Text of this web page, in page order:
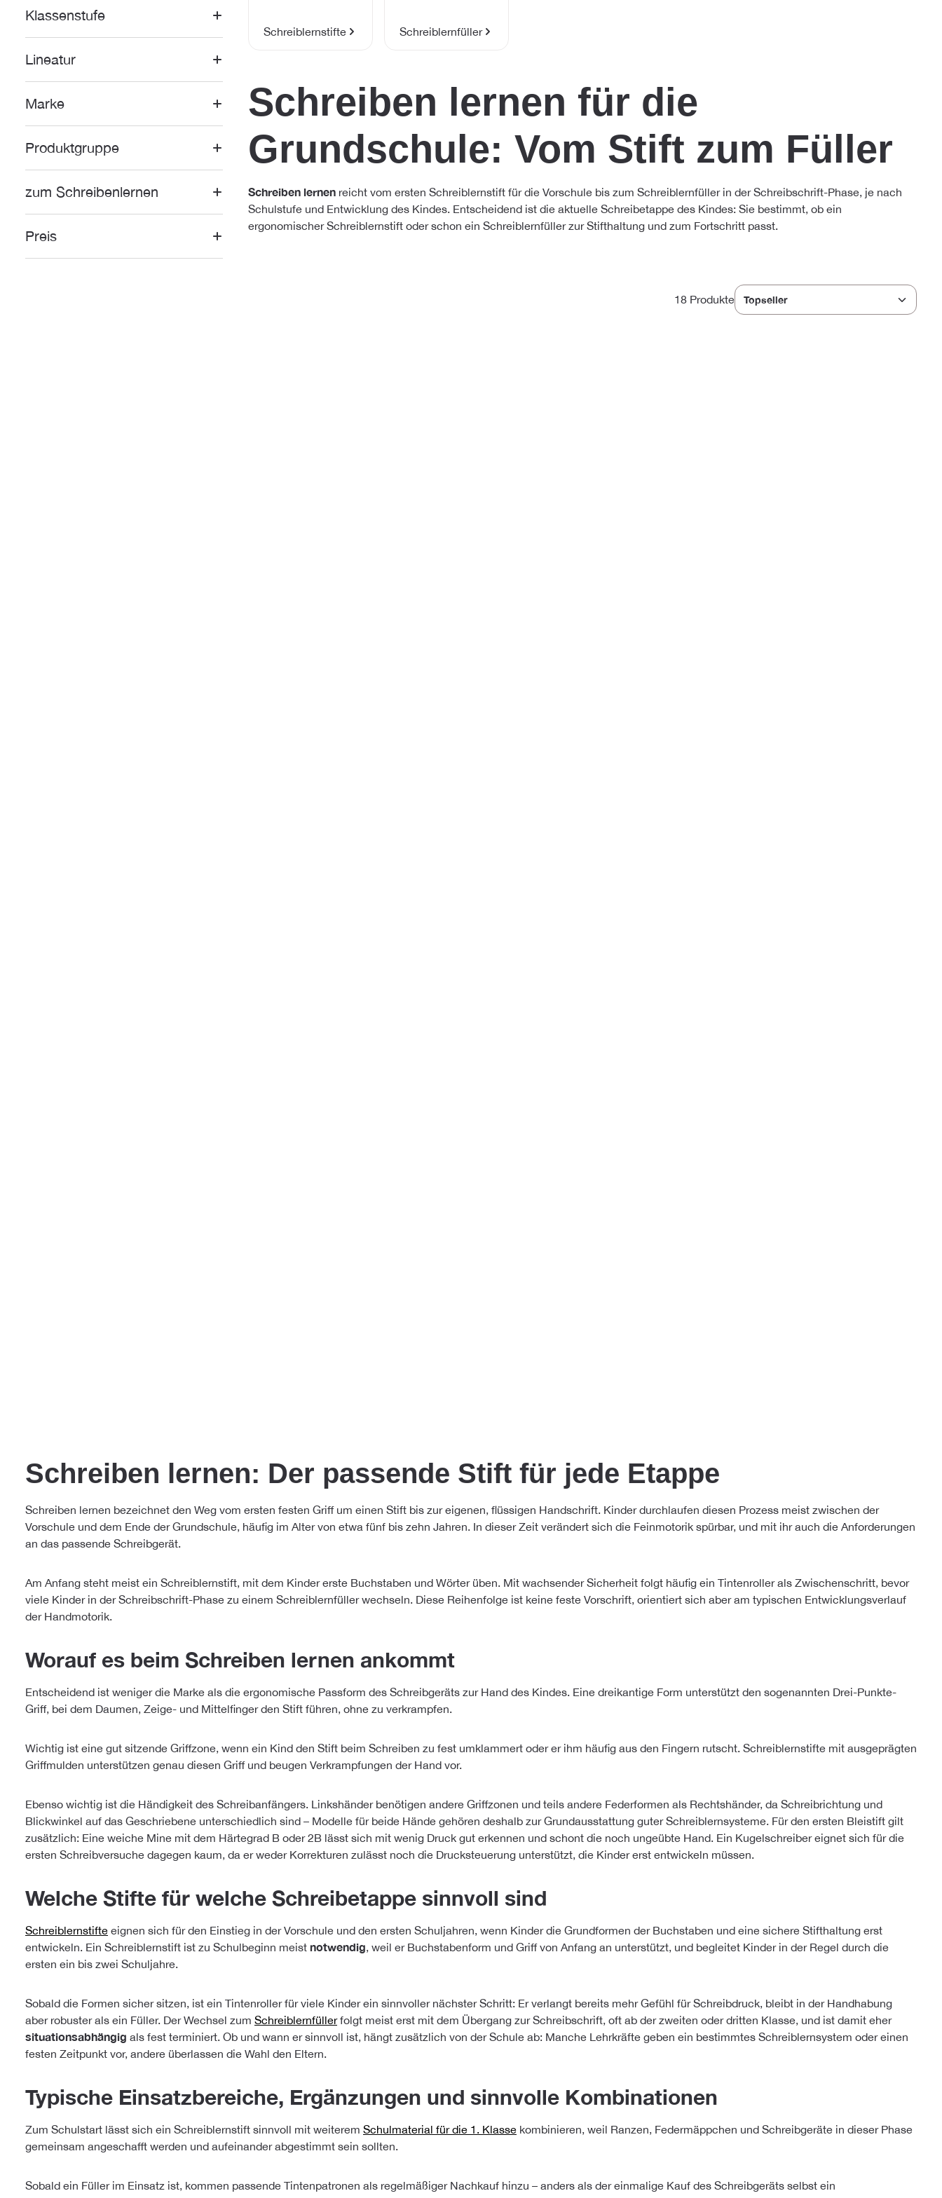
Klassenstufe
Lineatur
Marke
Produktgruppe
zum Schreibenlernen
Preis
Schreiblernstifte Schreiblernfüller
Schreiben lernen für die
Grundschule: Vom Stift zum Füller
Schreiben lernen reicht vom ersten Schreiblernstift für die Vorschule bis zum Schreiblernfüller in der Schreibschrift-Phase, je nach
Schulstufe und Entwicklung des Kindes. Entscheidend ist die aktuelle Schreibetappe des Kindes: Sie bestimmt, ob ein
ergonomischer Schreiblernstift oder schon ein Schreiblernfüller zur Stifthaltung und zum Fortschritt passt.
18 Produkte
Schreiben lernen: Der passende Stift für jede Etappe
Schreiben lernen bezeichnet den Weg vom ersten festen Griff um einen Stift bis zur eigenen, flüssigen Handschrift. Kinder durchlaufen diesen Prozess meist zwischen der
Vorschule und dem Ende der Grundschule, häufig im Alter von etwa fünf bis zehn Jahren. In dieser Zeit verändert sich die Feinmotorik spürbar, und mit ihr auch die Anforderungen
an das passende Schreibgerät.
Am Anfang steht meist ein Schreiblernstift, mit dem Kinder erste Buchstaben und Wörter üben. Mit wachsender Sicherheit folgt häufig ein Tintenroller als Zwischenschritt, bevor
viele Kinder in der Schreibschrift-Phase zu einem Schreiblernfüller wechseln. Diese Reihenfolge ist keine feste Vorschrift, orientiert sich aber am typischen Entwicklungsverlauf
der Handmotorik.
Worauf es beim Schreiben lernen ankommt
Entscheidend ist weniger die Marke als die ergonomische Passform des Schreibgeräts zur Hand des Kindes. Eine dreikantige Form unterstützt den sogenannten Drei-Punkte-
Griff, bei dem Daumen, Zeige- und Mittelfinger den Stift führen, ohne zu verkrampfen.
Wichtig ist eine gut sitzende Griffzone, wenn ein Kind den Stift beim Schreiben zu fest umklammert oder er ihm häufig aus den Fingern rutscht. Schreiblernstifte mit ausgeprägten
Griffmulden unterstützen genau diesen Griff und beugen Verkrampfungen der Hand vor.
Ebenso wichtig ist die Händigkeit des Schreibanfängers. Linkshänder benötigen andere Griffzonen und teils andere Federformen als Rechtshänder, da Schreibrichtung und
Blickwinkel auf das Geschriebene unterschiedlich sind – Modelle für beide Hände gehören deshalb zur Grundausstattung guter Schreiblernsysteme. Für den ersten Bleistift gilt
zusätzlich: Eine weiche Mine mit dem Härtegrad B oder 2B lässt sich mit wenig Druck gut erkennen und schont die noch ungeübte Hand. Ein Kugelschreiber eignet sich für die
ersten Schreibversuche dagegen kaum, da er weder Korrekturen zulässt noch die Drucksteuerung unterstützt, die Kinder erst entwickeln müssen.
Welche Stifte für welche Schreibetappe sinnvoll sind
Schreiblernstifte eignen sich für den Einstieg in der Vorschule und den ersten Schuljahren, wenn Kinder die Grundformen der Buchstaben und eine sichere Stifthaltung erst
entwickeln. Ein Schreiblernstift ist zu Schulbeginn meist notwendig, weil er Buchstabenform und Griff von Anfang an unterstützt, und begleitet Kinder in der Regel durch die
ersten ein bis zwei Schuljahre.
Sobald die Formen sicher sitzen, ist ein Tintenroller für viele Kinder ein sinnvoller nächster Schritt: Er verlangt bereits mehr Gefühl für Schreibdruck, bleibt in der Handhabung
aber robuster als ein Füller. Der Wechsel zum Schreiblernfüllerfolgt meist erst mit dem Übergang zur Schreibschrift, oft ab der zweiten oder dritten Klasse, und ist damit eher
situationsabhängig als fest terminiert. Ob und wann er sinnvoll ist, hängt zusätzlich von der Schule ab: Manche Lehrkräfte geben ein bestimmtes Schreiblernsystem oder einen
festen Zeitpunkt vor, andere überlassen die Wahl den Eltern.
Typische Einsatzbereiche, Ergänzungen und sinnvolle Kombinationen
Zum Schulstart lässt sich ein Schreiblernstift sinnvoll mit weiterem Schulmaterial für die 1. Klasse kombinieren, weil Ranzen, Federmäppchen und Schreibgeräte in dieser Phase
gemeinsam angeschafft werden und aufeinander abgestimmt sein sollten.
Sobald ein Füller im Einsatz ist, kommen passende Tintenpatronen als regelmäßiger Nachkauf hinzu – anders als der einmalige Kauf des Schreibgeräts selbst ein